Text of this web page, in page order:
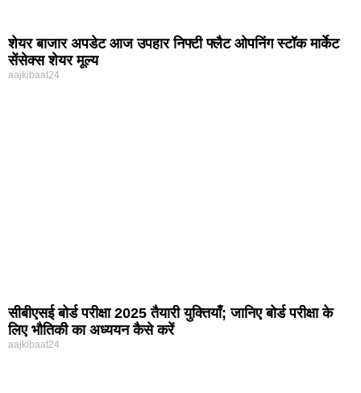
शेयर बाजार अपडेट आज उपहार निफ्टी फ्लैट ओपनिंग स्टॉक मार्केट
सेंसेक्स शेयर मूल्य
aajkibaat24
सीबीएसई बोर्ड परीक्षा 2025 तैयारी युक्तियाँ; जानिए बोर्ड परीक्षा के
लिए भौतिकी का अध्ययन कैसे करें
aajkibaat24